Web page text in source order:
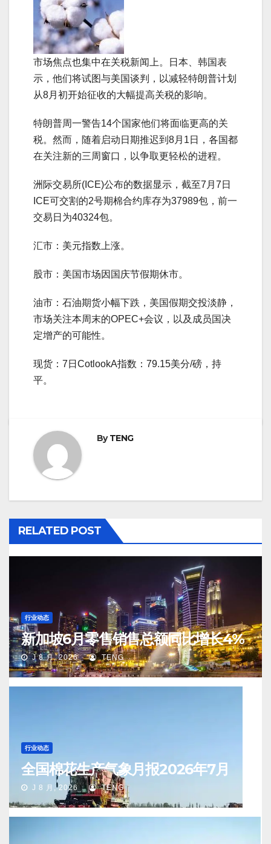
市场焦点也集中在关税新闻上。日本、韩国表
示，他们将试图与美国谈判，以减轻特朗普计划
从8月初开始征收的大幅提高关税的影响。
特朗普周一警告14个国家他们将面临更高的关
税。然而，随着启动日期推迟到8月1日，各国都
在关注新的三周窗口，以争取更轻松的进程。
洲际交易所(ICE)公布的数据显示，截至7月7日
ICE可交割的2号期棉合约库存为37989包，前一
交易日为40324包。
汇市：美元指数上涨。
股市：美国市场因国庆节假期休市。
油市：石油期货小幅下跌，美国假期交投淡静，
市场关注本周末的OPEC+会议，以及成员国决
定增产的可能性。
现货：7日CotlookA指数：79.15美分/磅，持
平。
ByTENG
RELATED POST
行业动态
新加坡6月零售销售总额同比增长4%
J 8 月, 2026 TENG
行业动态
全国棉花生产气象月报2026年7月
J 8 月, 2026 TENG